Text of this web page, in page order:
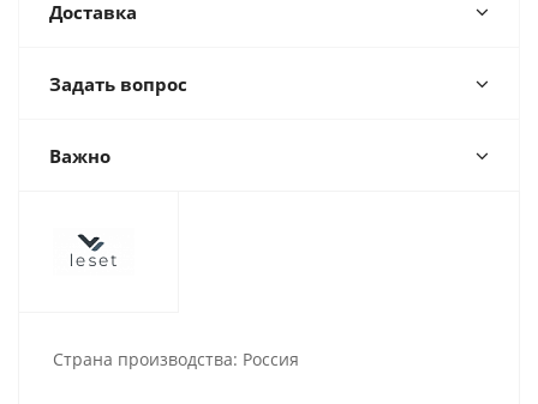
Доставка
Задать вопрос
Важно
Страна производства: Россия